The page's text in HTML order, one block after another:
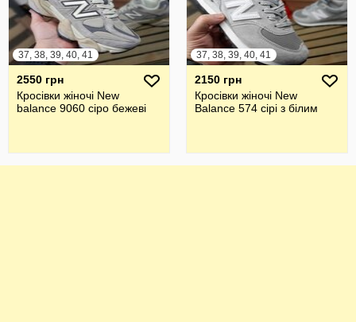
37, 38, 39, 40, 41
2550 грн
Кросівки жіночі New
balance 9060 сіро бежеві
37, 38, 39, 40, 41
2150 грн
Кросівки жіночі New
Balance 574 сірі з білим